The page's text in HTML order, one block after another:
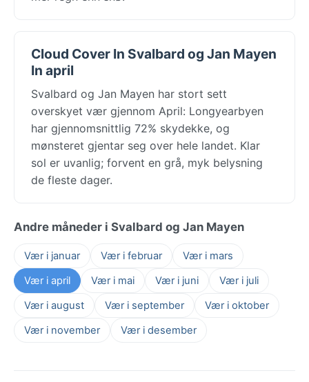
Cloud Cover In Svalbard og Jan Mayen
In april
Svalbard og Jan Mayen har stort sett
overskyet vær gjennom April: Longyearbyen
har gjennomsnittlig 72% skydekke, og
mønsteret gjentar seg over hele landet. Klar
sol er uvanlig; forvent en grå, myk belysning
de fleste dager.
Andre måneder i Svalbard og Jan Mayen
Vær i januar Vær i februar
Vær i mars
Vær i april
Vær i mai Vær i juni
Vær i juli
Vær i august
Vær i september
Vær i oktober
Vær i november
Vær i desember